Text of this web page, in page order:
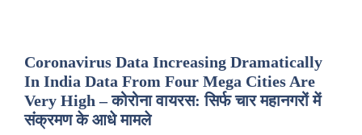
Coronavirus Data Increasing Dramatically
In India Data From Four Mega Cities Are
Very High – कोरोना वायरस: सिर्फ चार महानगरों में
संक्रमण के आधे मामले